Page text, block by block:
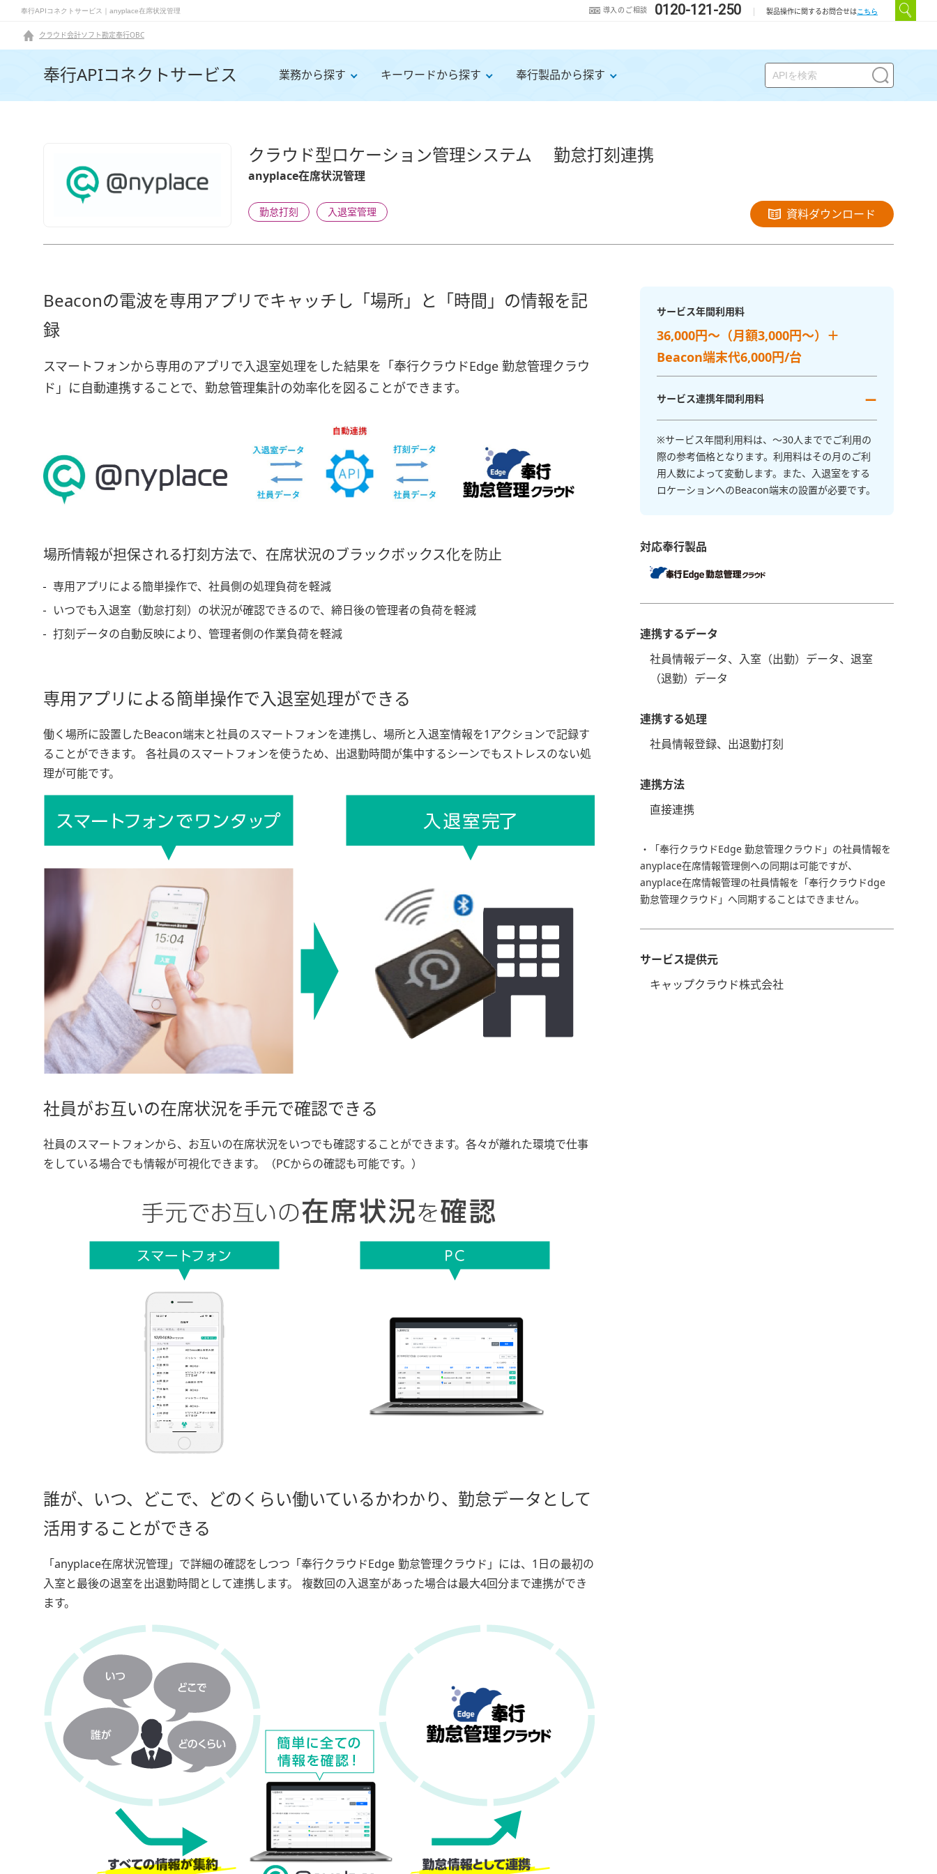
奉行APIコネクトサービス｜anyplace在席状況管理 導入のご相談 0120-121-250 製品操作に関するお問合せは こちら
クラウド会計ソフト勘定奉行OBC
奉行APIコネクトサービス 業務から探す キーワードから探す 奉行製品から探す
クラウド型ロケーション管理システム 勤怠打刻連携
anyplace在席状況管理
勤怠打刻 入退室管理 資料ダウンロード
Beaconの電波を専用アプリでキャッチし「場所」と「時間」の情報を記
録
スマートフォンから専用のアプリで入退室処理をした結果を「奉行クラウドEdge 勤怠管理クラウ
ド」に自動連携することで、勤怠管理集計の効率化を図ることができます。
場所情報が担保される打刻方法で、在席状況のブラックボックス化を防止
専用アプリによる簡単操作で、社員側の処理負荷を軽減
いつでも入退室（勤怠打刻）の状況が確認できるので、締日後の管理者の負荷を軽減
打刻データの自動反映により、管理者側の作業負荷を軽減
専用アプリによる簡単操作で入退室処理ができる
働く場所に設置したBeacon端末と社員のスマートフォンを連携し、場所と入退室情報を1アクションで記録す
ることができます。 各社員のスマートフォンを使うため、出退勤時間が集中するシーンでもストレスのない処
理が可能です。
社員がお互いの在席状況を手元で確認できる
社員のスマートフォンから、お互いの在席状況をいつでも確認することができます。各々が離れた環境で仕事
をしている場合でも情報が可視化できます。（PCからの確認も可能です。）
誰が、いつ、どこで、どのくらい働いているかわかり、勤怠データとして
活用することができる
「anyplace在席状況管理」で詳細の確認をしつつ「奉行クラウドEdge 勤怠管理クラウド」には、1日の最初の
入室と最後の退室を出退勤時間として連携します。 複数回の入退室があった場合は最大4回分まで連携ができ
ます。
サービス年間利用料
36,000円～（月額3,000円～）＋
Beacon端末代6,000円/台
サービス連携年間利用料 ー
※サービス年間利用料は、～30人まででご利用の
際の参考価格となります。利用料はその月のご利
用人数によって変動します。また、入退室をする
ロケーションへのBeacon端末の設置が必要です。
対応奉行製品
連携するデータ
社員情報データ、入室（出勤）データ、退室
（退勤）データ
連携する処理
社員情報登録、出退勤打刻
連携方法
直接連携
・「奉行クラウドEdge 勤怠管理クラウド」の社員情報を
anyplace在席情報管理側への同期は可能ですが、
anyplace在席情報管理の社員情報を「奉行クラウドdge
勤怠管理クラウド」へ同期することはできません。
サービス提供元
キャップクラウド株式会社